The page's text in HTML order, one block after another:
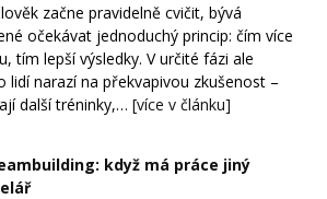
začne pravidelně cvičit, bývá
očekávat jednoduchý princip: čím více
tím lepší výsledky. V určité fázi ale
lidí narazí na překvapivou zkušenost –
další tréninky,… [více v článku]
když má práce jiný